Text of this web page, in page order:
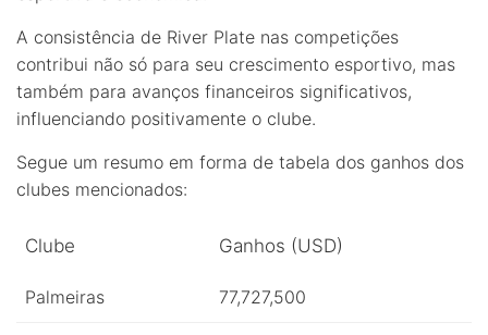
A consistência de River Plate nas competições
contribui não só para seu crescimento esportivo, mas
também para avanços financeiros significativos,
influenciando positivamente o clube.
Segue um resumo em forma de tabela dos ganhos dos
clubes mencionados:
Clube Ganhos (USD)
Palmeiras 77,727,500